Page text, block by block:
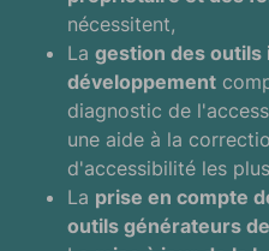
nécessitent,
La gestion des outils
développement
diagnostic de
une aide à la
d'accessibilité les
La prise en compte
outils générateurs